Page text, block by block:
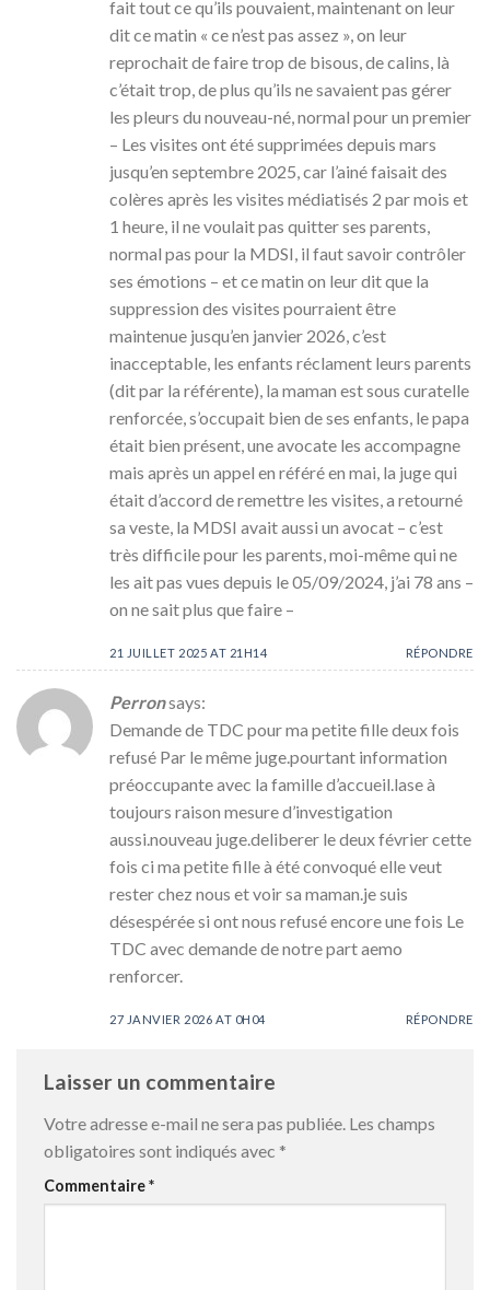
fait tout ce qu’ils pouvaient, maintenant on leur
dit ce matin « ce n’est pas assez », on leur
reprochait de faire trop de bisous, de calins, là
c’était trop, de plus qu’ils ne savaient pas gérer
les pleurs du nouveau-né, normal pour un premier
– Les visites ont été supprimées depuis mars
jusqu’en septembre 2025, car l’ainé faisait des
colères après les visites médiatisés 2 par mois et
1 heure, il ne voulait pas quitter ses parents,
normal pas pour la MDSI, il faut savoir contrôler
ses émotions – et ce matin on leur dit que la
suppression des visites pourraient être
maintenue jusqu’en janvier 2026, c’est
inacceptable, les enfants réclament leurs parents
(dit par la référente), la maman est sous curatelle
renforcée, s’occupait bien de ses enfants, le papa
était bien présent, une avocate les accompagne
mais après un appel en référé en mai, la juge qui
était d’accord de remettre les visites, a retourné
sa veste, la MDSI avait aussi un avocat – c’est
très difficile pour les parents, moi-même qui ne
les ait pas vues depuis le 05/09/2024, j’ai 78 ans –
on ne sait plus que faire –
21 JUILLET 2025 AT 21H14 RÉPONDRE
Perronsays:
Demande de TDC pour ma petite fille deux fois
refusé Par le même juge.pourtant information
préoccupante avec la famille d’accueil.lase à
toujours raison mesure d’investigation
aussi.nouveau juge.deliberer le deux février cette
fois ci ma petite fille à été convoqué elle veut
rester chez nous et voir sa maman.je suis
désespérée si ont nous refusé encore une fois Le
TDC avec demande de notre part aemo
renforcer.
27 JANVIER 2026 AT 0H04 RÉPONDRE
Laisser un commentaire
Votre adresse e-mail ne sera pas publiée. Les champs
obligatoires sont indiqués avec *
Commentaire*